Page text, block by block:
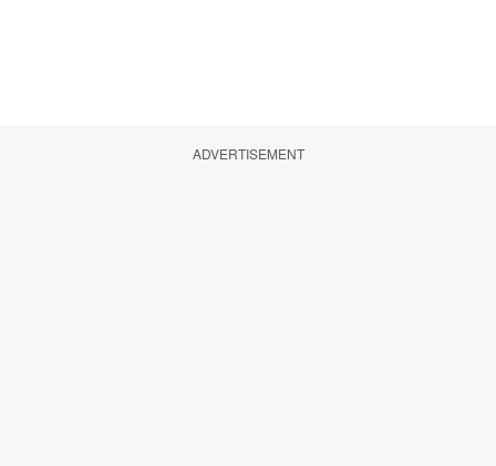
ADVERTISEMENT